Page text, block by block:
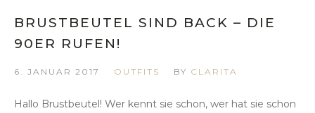
BRUSTBEUTEL SIND BACK – DIE
90ER RUFEN!
6. JANUAR 2017 OUTFITS BY CLARITA
Hallo Brustbeutel! Wer kennt sie schon, wer hat sie schon